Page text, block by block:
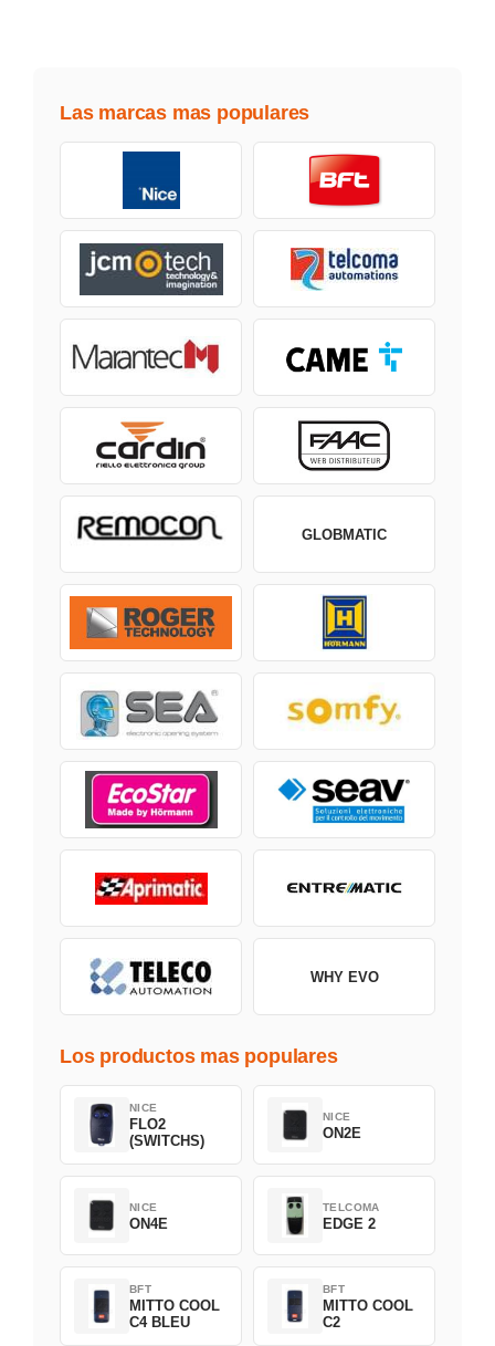
Las marcas mas populares
GLOBMATIC
WHY EVO
Los productos mas populares
NICE
FLO2
(SWITCHS)
NICE
ON2E
NICE
ON4E
TELCOMA
EDGE 2
BFT
MITTO COOL
C4 BLEU
BFT
MITTO COOL
C2